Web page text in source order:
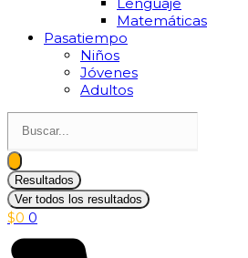
Matemáticas
Pasatiempo
Niños
Jóvenes
Adultos
Resultados
Ver todos los resultados
$0 0